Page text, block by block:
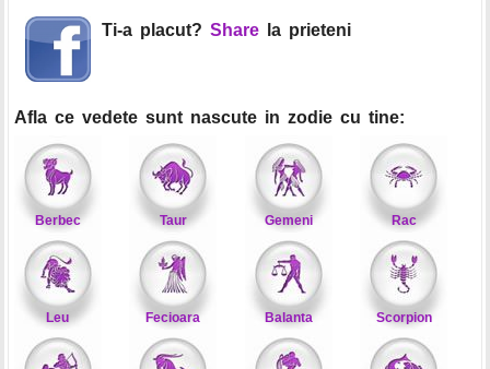
Ti-a placut? Share la prieteni
Afla ce vedete sunt nascute in zodie cu tine:
Berbec Taur Gemeni Rac
Leu Fecioara Balanta Scorpion